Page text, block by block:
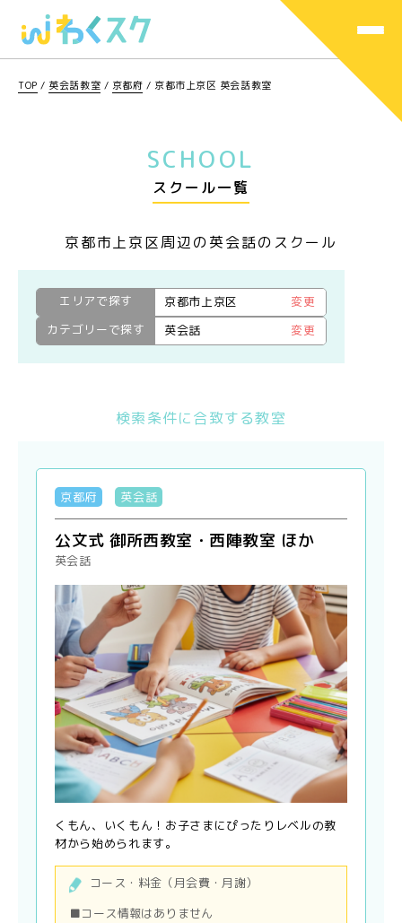
TOP / 英会話教室 / 京都府 / 京都市上京区 英会話教室
SCHOOL
スクール一覧
京都市上京区周辺の英会話のスクール
エリアで探す 京都市上京区
変更
カテゴリーで探す
英会話 変更
検索条件に合致する教室
京都府 英会話
公文式 御所西教室・西陣教室 ほか
英会話
くもん、いくもん！お子さまにぴったりレベルの教
材から始められます。
コース・料金（月会費・月謝）
■コース情報はありません